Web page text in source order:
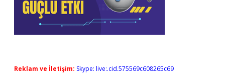
Reklam ve İletişim: Skype: live:.cid.575569c608265c69